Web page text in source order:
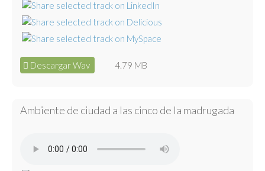
Descargar Wav 4.79 MB
Ambiente de ciudad a las cinco de la madrugada